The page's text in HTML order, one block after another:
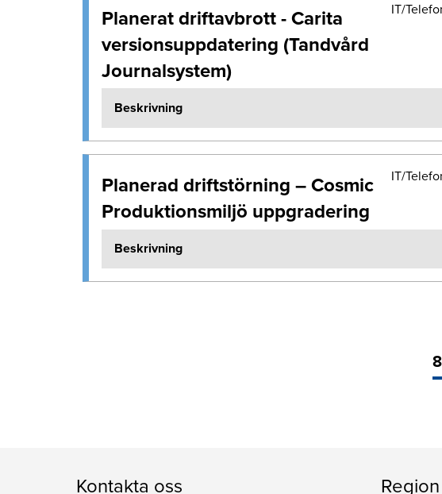
Planerat driftavbrott - Carita
versionsuppdatering (Tandvård
Journalsystem)
IT/
Beskrivning
Planerad driftstörning – Cosmic
Produktionsmiljö uppgradering
IT/
Beskrivning
Kontakta oss